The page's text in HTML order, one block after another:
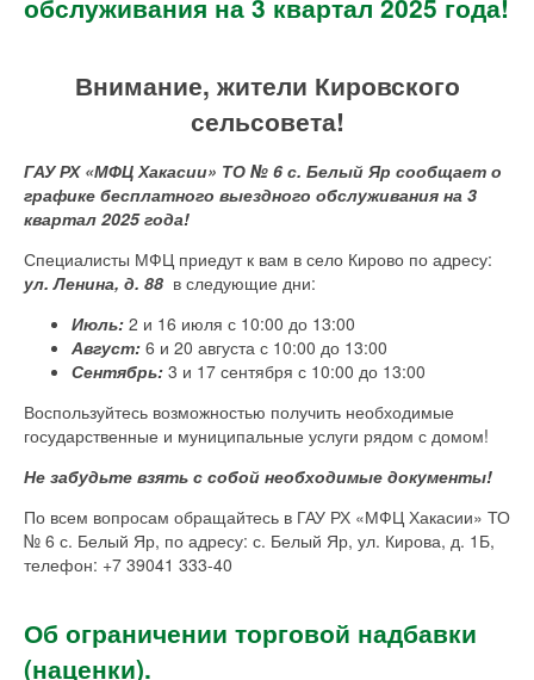
Внимание, жители Кировского
сельсовета!
ГАУ РХ «МФЦ Хакасии» ТО № 6 с. Белый Яр сообщает о
графике бесплатного выездного обслуживания на 3
квартал 2025 года!
Специалисты МФЦ приедут к вам в село Кирово по адресу:
ул. Ленина, д. 88 в следующие дни:
Июль: 2 и 16 июля с 10:00 до 13:00
Август: 6 и 20 августа с 10:00 до 13:00
Сентябрь: 3 и 17 сентября с 10:00 до 13:00
Воспользуйтесь возможностью получить необходимые
государственные и муниципальные услуги рядом с домом!
Не забудьте взять с собой необходимые документы!
По всем вопросам обращайтесь в ГАУ РХ «МФЦ Хакасии» ТО
№ 6 с. Белый Яр, по адресу: с. Белый Яр, ул. Кирова, д. 1Б,
телефон: +7 39041 333-40
Об ограничении торговой надбавки
(наценки).